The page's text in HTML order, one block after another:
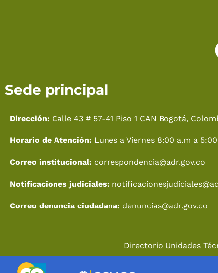
Sede principal
Dirección: Calle 43 # 57-41 Piso 1 CAN Bogotá,
Horario de Atención: Lunes a Viernes 8:00 a.m a
Correo institucional: correspondencia@adr.gov.co
Notificaciones judiciales:
Correo denuncia ciudadana: denuncias@adr.gov.co
Directorio Unidades